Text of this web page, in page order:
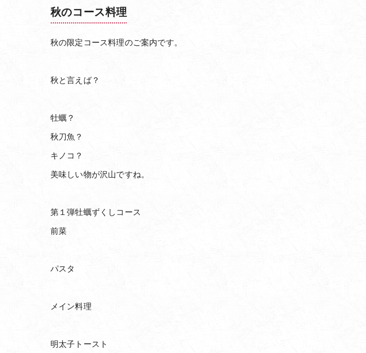
秋のコース料理
秋の限定コース料理のご案内です。
秋と言えば？
牡蠣？
秋刀魚？
キノコ？
美味しい物が沢山ですね。
第１弾牡蠣ずくしコース
前菜
パスタ
メイン料理
明太子トースト